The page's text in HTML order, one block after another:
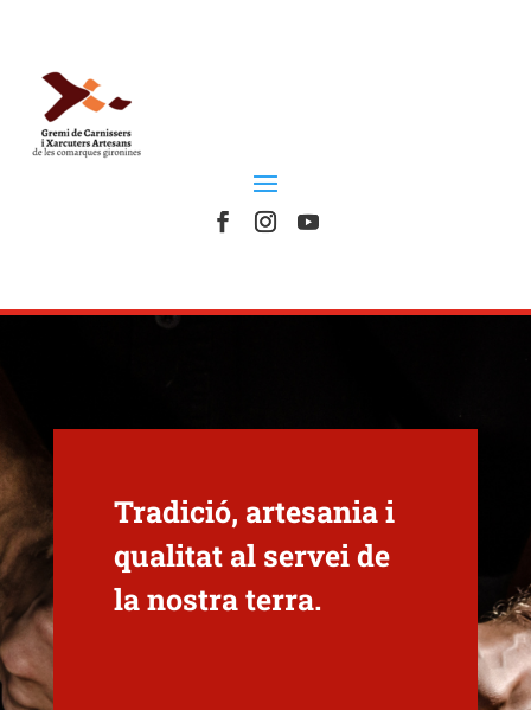
Tradició, artesania i
qualitat al servei de
la nostra terra.